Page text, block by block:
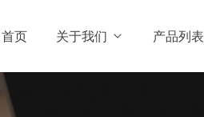
首页 关于我们 产品列表